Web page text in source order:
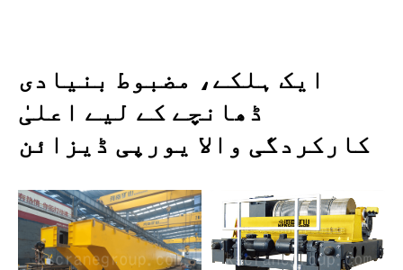
ایک ہلکے، مضبوط بنیادی
ڈھانچے کے لیے اعلیٰ
کارکردگی والا یورپی ڈیزائن